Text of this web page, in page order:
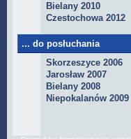
Bielany 2010
Czestochowa 2012
... do posłuchania
Skorzeszyce 2006
Jarosław 2007
Bielany 2008
Niepokalanów 2009